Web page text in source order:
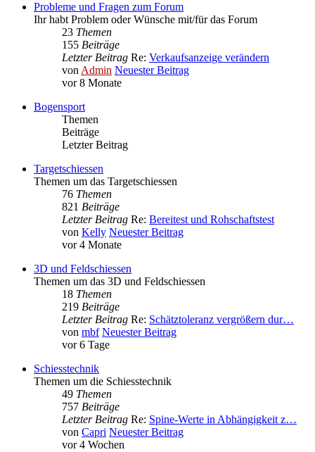
Probleme und Fragen zum Forum
Ihr habt Problem oder Wünsche mit/für das Forum
23 Themen
155 Beiträge
Letzter Beitrag Re: Verkaufsanzeige verändern
von Admin Neuester Beitrag
vor 8 Monate
Bogensport
Themen
Beiträge
Letzter Beitrag
Targetschiessen
Themen um das Targetschiessen
76 Themen
821 Beiträge
Letzter Beitrag Re: Bereitest und Rohschaftstest
von Kelly Neuester Beitrag
vor 4 Monate
3D und Feldschiessen
Themen um das 3D und Feldschiessen
18 Themen
219 Beiträge
Letzter Beitrag Re: Schätztoleranz vergrößern dur…
von mbf Neuester Beitrag
vor 6 Tage
Schiesstechnik
Themen um die Schiesstechnik
49 Themen
757 Beiträge
Letzter Beitrag Re: Spine-Werte in Abhängigkeit z…
von Capri Neuester Beitrag
vor 4 Wochen